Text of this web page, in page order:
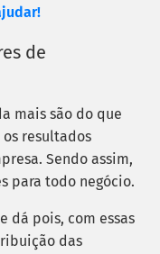
de
mais são do que
resultados
Sendo assim,
para todo negócio.
dá pois, com essas
das